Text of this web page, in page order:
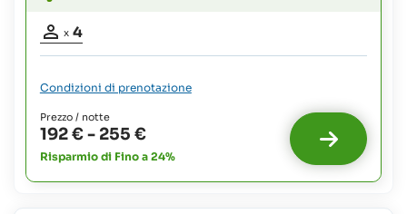
x 4
Condizioni di prenotazione
Prezzo / notte
192 €- 255 €
Risparmio di Fino a 24%